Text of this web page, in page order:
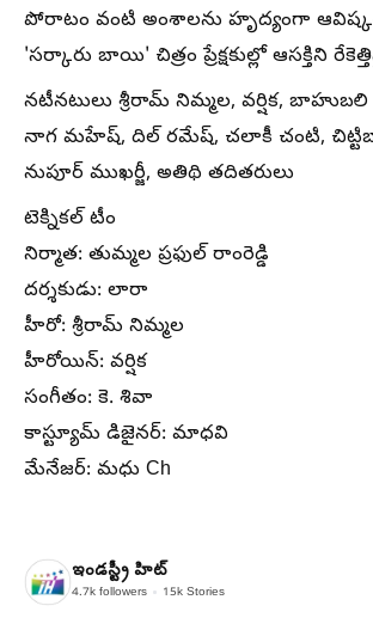
పోరాటం వంటి అంశాలను హృద్యంగా
'సర్కారు బాయి' చిత్రం ప్రేక్షకుల్లో ఆసక్తిని
నటీనటులు శ్రీరామ్ నిమ్మల, వర్షిక, బాహుబలి
నాగ మహేష్, దిల్ రమేష్, చలాకీ చంటి,
నుపూర్ ముఖర్జీ, అతిథి తదితరులు
టెక్నికల్ టీం
నిర్మాత: తుమ్మల ప్రఫుల్ రాంరెడ్డి
దర్శకుడు: లారా
హీరో: శ్రీరామ్ నిమ్మల
హీరోయిన్: వర్షిక
సంగీతం: కె. శివా
కాస్ట్యూమ్ డిజైనర్: మాధవి
మేనేజర్: మధు Ch
ఇండస్ట్రీ హిట్
4.7k followers 15k Stories